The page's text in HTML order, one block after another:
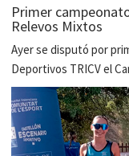
Primer
Relevos Mixtos
Ayer se disputó por
Deportivos TRICV el